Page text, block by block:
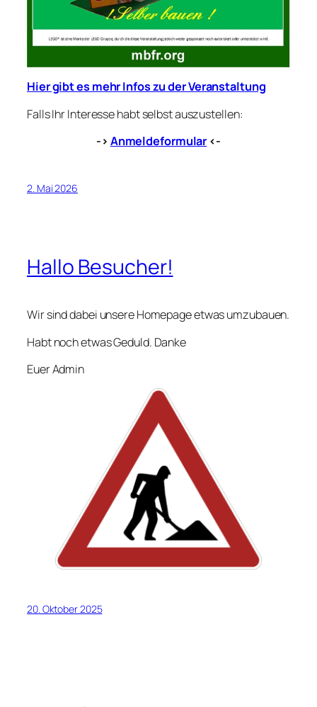
Hier gibt es mehr Infos zu der Veranstaltung
Falls Ihr Interesse habt selbst auszustellen:
-> Anmeldeformular <-
2. Mai 2026
Hallo Besucher!
Wir sind dabei unsere Homepage etwas umzubauen.
Habt noch etwas Geduld. Danke
Euer Admin
20. Oktober 2025